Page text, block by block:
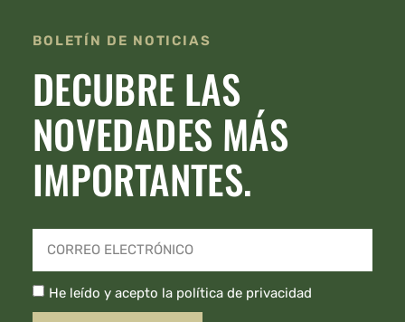
BOLETÍN DE NOTICIAS
DECUBRE LAS
NOVEDADES MÁS
IMPORTANTES.
He leído y acepto la política de privacidad